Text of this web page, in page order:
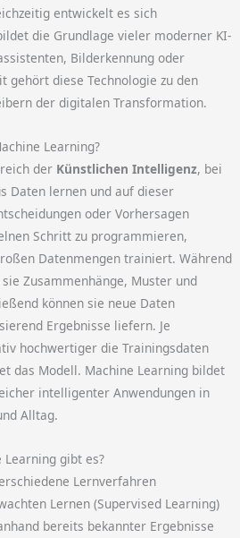
entwickelt es sich
die Grundlage vieler moderner KI-
Bilderkennung oder
gehört diese Technologie zu den
der digitalen Transformation.
Learning?
der Künstlichen Intelligenz, bei
Daten lernen und auf dieser
oder Vorhersagen
Schritt zu programmieren,
Datenmengen trainiert. Während
Zusammenhänge, Muster und
können sie neue Daten
Ergebnisse liefern. Je
hochwertiger die Trainingsdaten
das Modell. Machine Learning bildet
intelligenter Anwendungen in
Alltag.
Learning gibt es?
Lernverfahren
Lernen (Supervised Learning)
bereits bekannter Ergebnisse